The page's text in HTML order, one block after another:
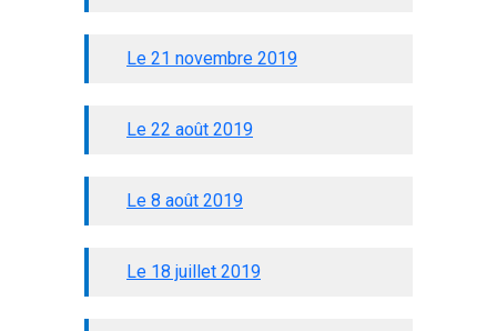
Le 21 novembre 2019
Le 22 août 2019
Le 8 août 2019
Le 18 juillet 2019